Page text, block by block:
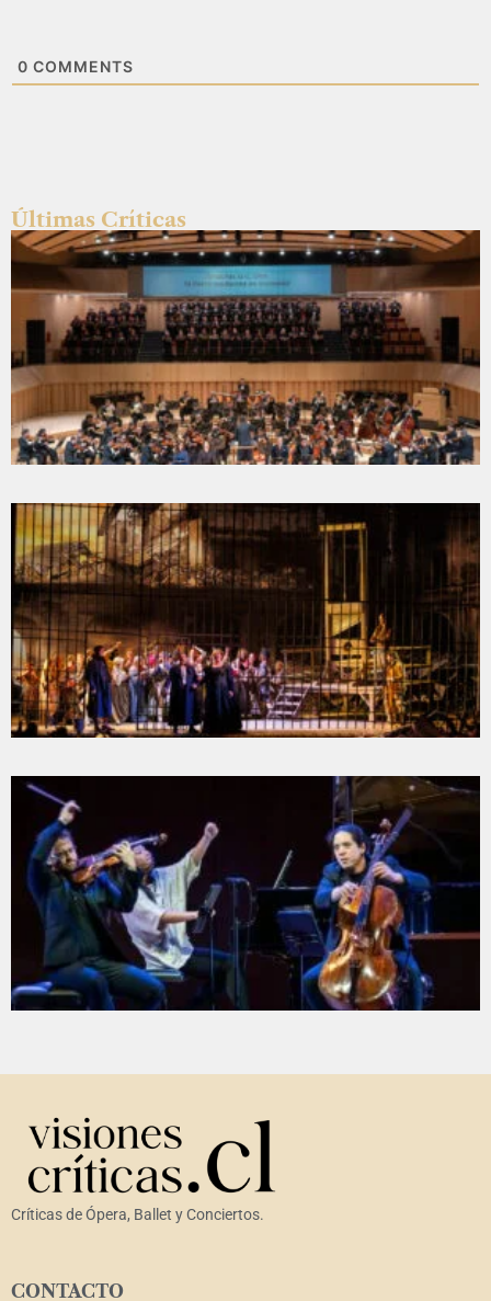
0 COMMENTS
Últimas Críticas
Críticas de Ópera, Ballet y Conciertos.
CONTACTO